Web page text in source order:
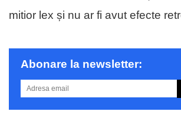
mitior lex și nu ar fi avut efecte
Abonare la newsletter: